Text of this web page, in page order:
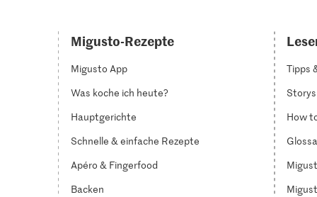
Migusto-Rezepte
Migusto App
Was koche ich heute?
Hauptgerichte
Schnelle & einfache Rezepte
Apéro & Fingerfood
Backen
Tipps
Storys
How